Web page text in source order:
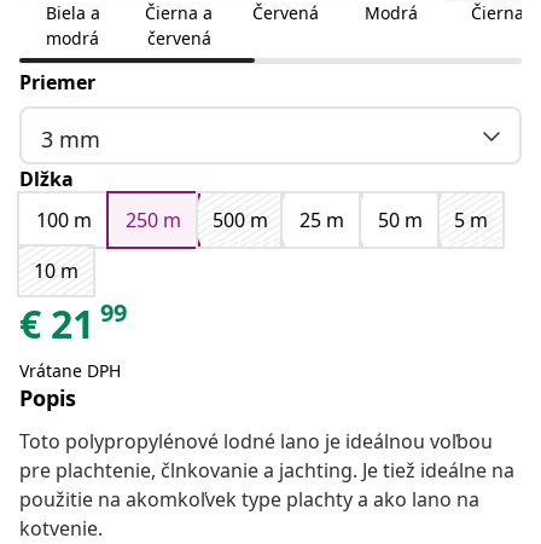
Biela a
modrá
Čierna a
červená
Červená Modrá Čierna
Priemer
3 mm
Dlžka
100 m
250 m 500 m 25 m 50 m
5 m
10 m
€ 21 99
Vrátane DPH
Popis
Toto polypropylénové lodné lano je ideálnou voľbou
pre plachtenie, člnkovanie a jachting. Je tiež ideálne na
použitie na akomkoľvek type plachty a ako lano na
kotvenie.